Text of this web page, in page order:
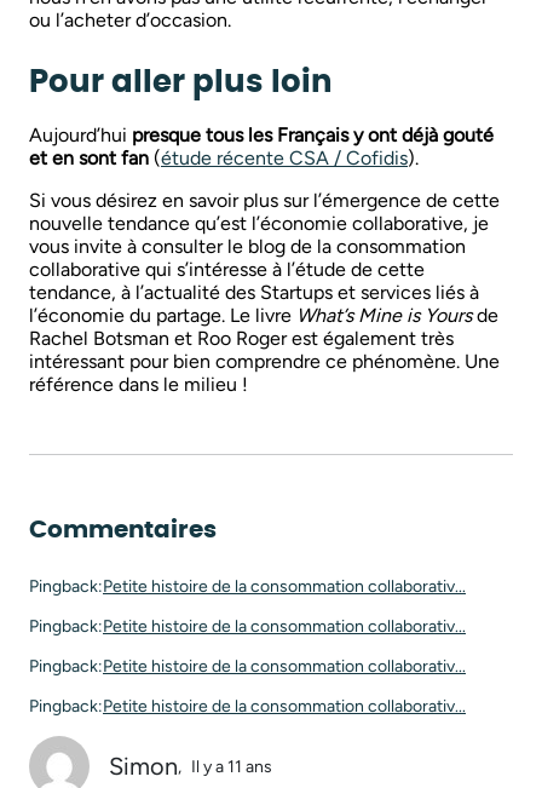
ou l’acheter d’occasion.
Pour aller plus loin
Aujourd’hui presque tous les Français y ont déjà gouté
et en sont fan (étude récente CSA / Cofidis).
Si vous désirez en savoir plus sur l’émergence de cette
nouvelle tendance qu’est l’économie collaborative, je
vous invite à consulter le blog de la consommation
collaborative qui s’intéresse à l’étude de cette
tendance, à l’actualité des Startups et services liés à
l’économie du partage. Le livre What’s Mine is Yoursde
Rachel Botsman et Roo Roger est également très
intéressant pour bien comprendre ce phénomène. Une
référence dans le milieu !
Commentaires
Pingback:Petite histoire de la consommation collaborativ...
Pingback:Petite histoire de la consommation collaborativ...
Pingback:Petite histoire de la consommation collaborativ...
Pingback:Petite histoire de la consommation collaborativ...
Simon, Il y a 11 ans